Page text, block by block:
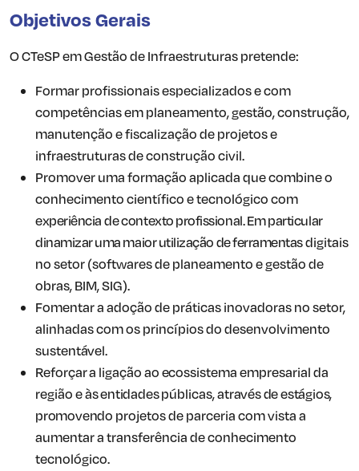
Objetivos Gerais
O CTeSP em Gestão de Infraestruturas pretende:
Formar profissionais especializados e com
competências em planeamento, gestão, construção,
manutenção e fiscalização de projetos e
infraestruturas de construção civil.
Promover uma formação aplicada que combine o
conhecimento científicoe tecnológicocom
experiênciadecontexto profissional. Em particular
dinamizar uma maior utilização de ferramentasdigitais
no setor (softwaresde planeamentoe gestão de
obras,BIM, SIG).
Fomentar a adoção de práticasinovadoras no setor,
alinhadas com os princípios do desenvolvimento
sustentável.
Reforçar a ligação ao ecossistemaempresarial da
região eàs entidadespúblicas,através de estágios,
promovendo projetos de parceria com vista a
aumentara transferênciade conhecimento
tecnológico.